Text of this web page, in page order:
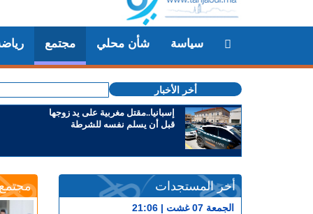
مجتمع شأن محلي سياسة
أخر الأخبار
إسبانيا..مقتل مغربية على يد زوجها
قبل أن يسلم نفسه للشرطة
مجتمع أخر المستجدات
الجمعة 07 غشت | 21:06